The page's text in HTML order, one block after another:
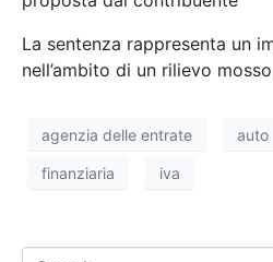
La sentenza rappresenta un
nell’ambito di un rilievo
agenzia delle entrate auto
finanziaria iva